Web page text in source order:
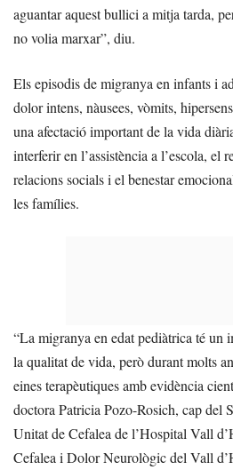
aguantar aquest bullici a mitja tarda,
no volia marxar”, diu.
Els episodis de migranya en infants i
dolor intens, nàusees, vòmits,
una afectació important de la vida
interferir en l’assistència a l’escola, el
relacions socials i el benestar
les famílies.
“La migranya en edat pediàtrica té un
la qualitat de vida, però durant molts
eines terapèutiques amb evidència
doctora Patricia Pozo-Rosich, cap del
Unitat de Cefalea de l’Hospital Vall
Cefalea i Dolor Neurològic del Vall